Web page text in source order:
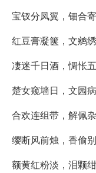
宝钗分凤翼，钿合寄
红豆膏凝箧，文鹓绣
凄迷千日酒，惆怅五
楚女窥墙日，文园病
合欢连组带，解佩杂
缨断风前烛，香偷别
额黄红粉淡，泪颗绀